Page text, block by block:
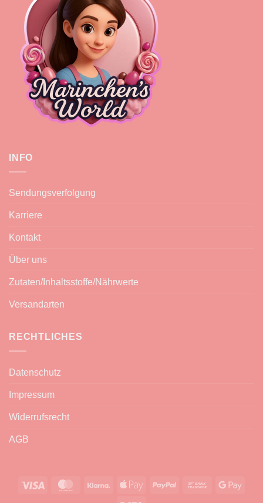
INFO
Sendungsverfolgung
Karriere
Kontakt
Über uns
Zutaten/Inhaltsstoffe/Nährwerte
Versandarten
RECHTLICHES
Datenschutz
Impressum
Widerrufsrecht
AGB
Visa MasterCardKlarna
Apple
PayPal
Bank